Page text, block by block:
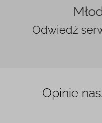
Odwiedź
Opinie